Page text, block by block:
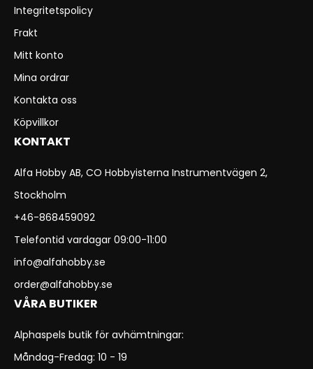
Integritetspolicy
Frakt
Mitt konto
Mina ordrar
Kontakta oss
Köpvillkor
KONTAKT
Alfa Hobby AB, CO Hobbyisterna Instrumentvägen 2,
Stockholm
+46-868459092
Telefontid vardagar 09:00-11:00
info@alfahobby.se
order@alfahobby.se
VÅRA BUTIKER
Alphaspels butik för avhämtningar:
Måndag-Fredag: 10 - 19